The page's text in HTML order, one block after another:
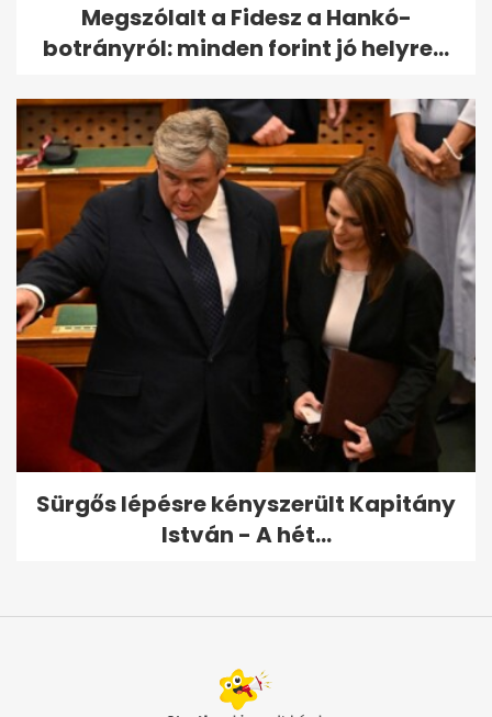
Megszólalt a Fidesz a Hankó-
botrányról: minden forint jó helyre...
Sürgős lépésre kényszerült Kapitány
István - A hét...